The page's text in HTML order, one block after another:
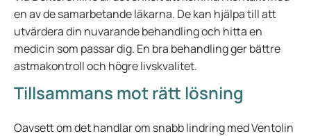
en av de samarbetande läkarna. De kan hjälpa till att
utvärdera din nuvarande behandling och hitta en
medicin som passar dig. En bra behandling ger bättre
astmakontroll och högre livskvalitet.
Tillsammans mot rätt lösning
Oavsett om det handlar om snabb lindring med Ventolin